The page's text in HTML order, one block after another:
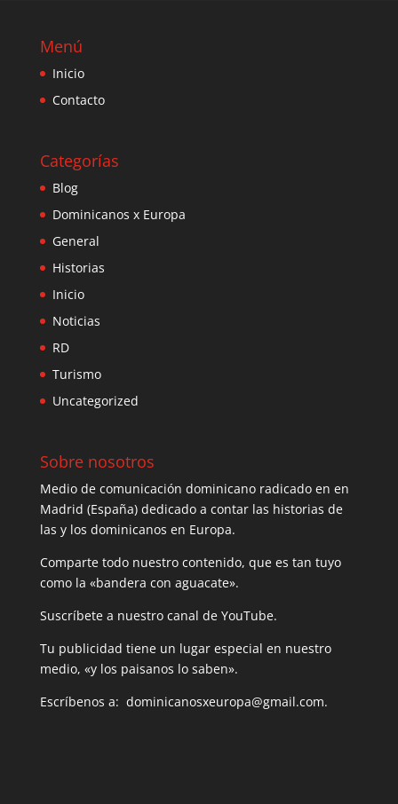
Menú
Inicio
Contacto
Categorías
Blog
Dominicanos x Europa
General
Historias
Inicio
Noticias
RD
Turismo
Uncategorized
Sobre nosotros
Medio de comunicación dominicano radicado en en
Madrid (España) dedicado a contar las historias de
las y los dominicanos en Europa.
Comparte todo nuestro contenido, que es tan tuyo
como la «bandera con aguacate».
Suscríbete a nuestro canal de YouTube.
Tu publicidad tiene un lugar especial en nuestro
medio, «y los paisanos lo saben».
Escríbenos a: dominicanosxeuropa@gmail.com.